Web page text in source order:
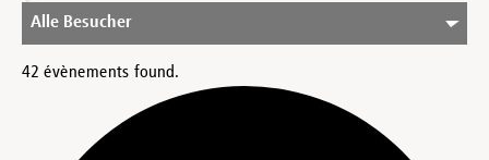
Alle Besucher
42 évènements found.